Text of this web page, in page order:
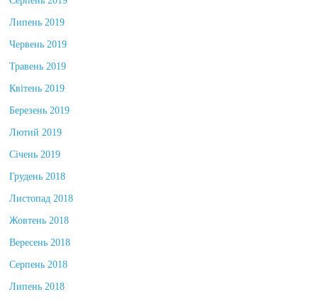
Серпень 2019
Липень 2019
Червень 2019
Травень 2019
Квітень 2019
Березень 2019
Лютий 2019
Січень 2019
Грудень 2018
Листопад 2018
Жовтень 2018
Вересень 2018
Серпень 2018
Липень 2018